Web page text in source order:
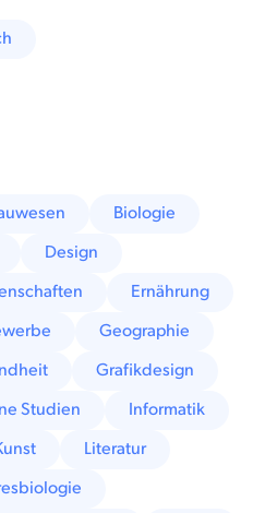
Biologie
Design
Ernährung
Geographie
Grafikdesign
Studien
Informatik
Literatur